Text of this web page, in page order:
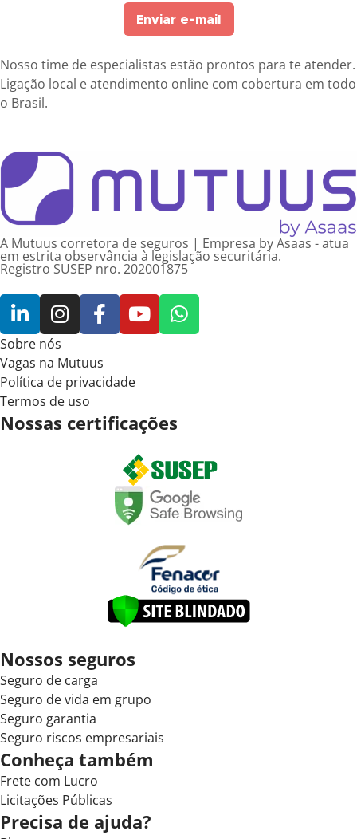
Enviar e-mail
Nosso time de especialistas estão prontos para te atender.
Ligação local e atendimento online com cobertura em todo
o Brasil.
A Mutuus corretora de seguros | Empresa by Asaas - atua
em estrita observância à legislação securitária.
Registro SUSEP nro. 202001875
Sobre nós
Vagas na Mutuus
Política de privacidade
Termos de uso
Nossas certificações
Nossos seguros
Seguro de carga
Seguro de vida em grupo
Seguro garantia
Seguro riscos empresariais
Conheça também
Frete com Lucro
Licitações Públicas
Precisa de ajuda?